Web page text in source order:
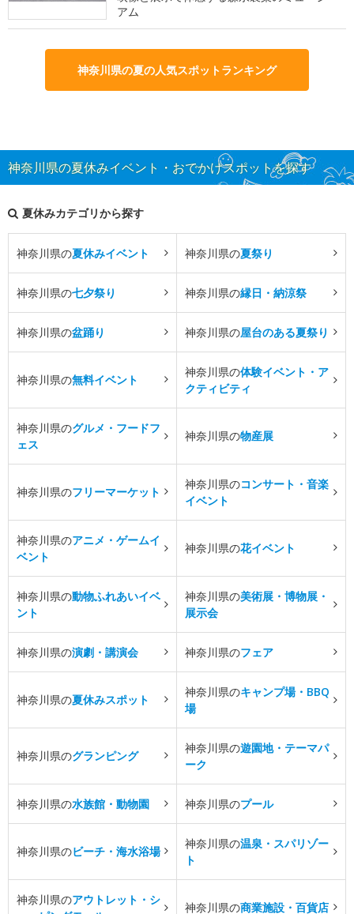
アム
神奈川県の夏の人気スポットランキング
神奈川県の夏休みイベント・おでかけスポットを探す
夏休みカテゴリから探す
神奈川県の夏休みイベント 神奈川県の夏祭り
神奈川県の七夕祭り 神奈川県の縁日・納涼祭
神奈川県の盆踊り 神奈川県の屋台のある夏祭り
神奈川県の無料イベント
神奈川県の体験イベント・ア
クティビティ
神奈川県のグルメ・フードフ
ェス
神奈川県の物産展
神奈川県のフリーマーケット
神奈川県のコンサート・音楽
イベント
神奈川県のアニメ・ゲームイ
ベント
神奈川県の花イベント
神奈川県の動物ふれあいイベ
ント
神奈川県の美術展・博物展・
展示会
神奈川県の演劇・講演会 神奈川県のフェア
神奈川県の夏休みスポット
神奈川県のキャンプ場・BBQ
場
神奈川県のグランピング
神奈川県の遊園地・テーマパ
ーク
神奈川県の水族館・動物園 神奈川県のプール
神奈川県のビーチ・海水浴場
神奈川県の温泉・スパリゾー
ト
神奈川県のアウトレット・シ
神奈川県の商業施設・百貨店